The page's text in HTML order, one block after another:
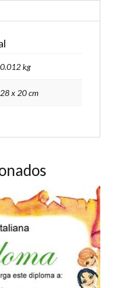
0.012 kg
28 x 20 cm